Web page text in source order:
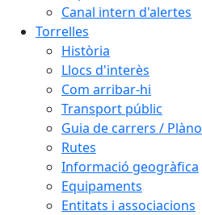
Canal intern d'alertes
Torrelles
Història
Llocs d'interès
Com arribar-hi
Transport públic
Guia de carrers /
Rutes
Informació geogràfica
Equipaments
Entitats i associacions